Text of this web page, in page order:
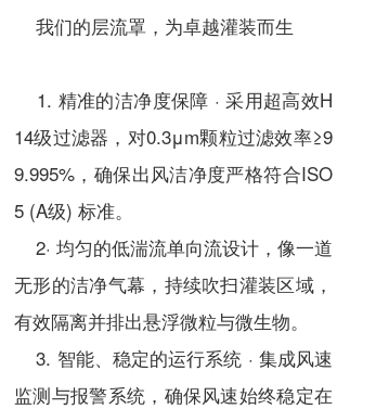
我们的层流罩，为卓越灌装而生
1. 精准的洁净度保障 · 采用超高效H
14级过滤器，对0.3μm颗粒过滤效率≥9
9.995%，确保出风洁净度严格符合ISO
5 (A级) 标准。
2· 均匀的低湍流单向流设计，像一道
无形的洁净气幕，持续吹扫灌装区域，
有效隔离并排出悬浮微粒与微生物。
3. 智能、稳定的运行系统 · 集成风速
监测与报警系统，确保风速始终稳定在